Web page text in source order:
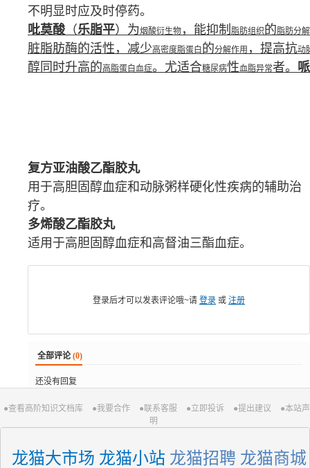
不明显时应及时停药。
吡莫酸 （乐脂平） 为烟酸衍生物 ，能抑制 脂肪组织的脂肪分解
脏脂肪酶的活性，减少高密度脂蛋白的分解作用 ，提高抗动
醇同时升高的高脂蛋白血症。尤适合糖尿病性血脂异常者。
复方亚油酸乙酯胶丸
用于高胆固醇血症和 动脉粥样硬化性疾病的辅助治
疗。
多烯酸乙酯胶丸
适用于高胆固醇血症和高督油三酯血症。
登录后才可以发表评论哦~请 登录 或 注册
全部评论(0)
还没有回复
●查看高阶知识文档库 ●我要合作 ●联系客服 ●立即投诉 ●提出建议
●本站声
明
龙猫大市场 龙猫小站 龙猫招聘 龙猫商城